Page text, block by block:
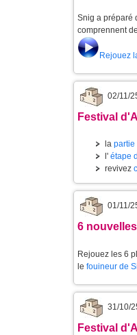
Snig a préparé
comprennent
Rejouez
02/11/
Festival
la partie
l' étape
revivez
01/11/
6
Rejouez les 6
le fouineur de
31/10/
Festival